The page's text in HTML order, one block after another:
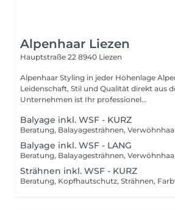
Alpenhaar Liezen
Hauptstraße 22 8940 Liezen
Alpenhaar Styling in jeder Höhenlage Alpenhaar steht für
Leidenschaft, Stil und Qualität direkt aus den Bergen. Das
Unternehmen ist Ihr professionel...
Balyage inkl. WSF - KURZ
Balyage inkl. WSF - LANG
Strähnen inkl. WSF - KURZ